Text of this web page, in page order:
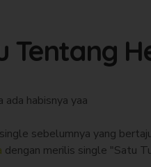
Tentang
ada habisnya yaa
sebelumnya yang
dengan merilis single "Satu